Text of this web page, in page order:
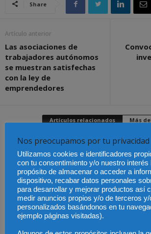
Share
Artículo anterior
Las asociaciones de
trabajadores autónomos
se muestran satisfechas
con la ley de
emprendedores
Artículos relacionados Más
Los trabajadores de
Groundforce en el
aeropuerto de
Barcelona inician
huelga indefinida:
¿pueden los pasajeros
afectados reclamar
compensación?
Las empresas se
exponen a
responsabilidades
penales por una
prevención deficiente
ante el calor extremo
Nos preocupamos por tu privacidad
Utilizamos cookies e identificadores
con tu consentimiento y/o nuestro interés
propósito de almacenar o acceder a
dispositivo, recabar datos personales
para desarrollar y mejorar productos así
medir anuncios propios y/o de terceros
personalizados basándonos en tu
ejemplo páginas visitadas).